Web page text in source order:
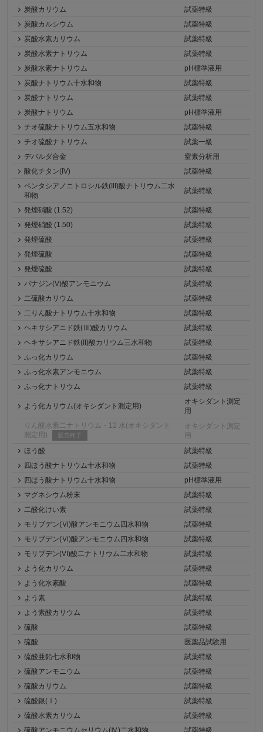
炭酸カリウム
試薬特級
炭酸カルシウム
試薬特級
炭酸水素カリウム
試薬特級
炭酸水素ナトリウム
試薬特級
炭酸水素ナトリウム
pH標準液用
炭酸ナトリウム十水和物
試薬特級
炭酸ナトリウム
試薬特級
炭酸ナトリウム
pH標準液用
チオ硫酸ナトリウム五水和物
試薬特級
チオ硫酸ナトリウム
試薬一級
デバルダ合金
窒素分析用
酸化チタン(IV)
試薬特級
ペンタシアノニトロシル鉄(III)酸ナトリウム二水
和物
試薬特級
発煙硝酸 (1.52)
試薬特級
発煙硝酸 (1.50)
試薬特級
発煙硫酸
試薬特級
発煙硫酸
試薬特級
発煙硫酸
試薬特級
バナジン(V)酸アンモニウム
試薬特級
二硫酸カリウム
試薬特級
二りん酸ナトリウム十水和物
試薬特級
ヘキサシアニド鉄(Ⅲ)酸カリウム
試薬特級
ヘキサシアニド鉄(II)酸カリウム三水和物
試薬特級
ふっ化カリウム
試薬特級
ふっ化水素アンモニウム
試薬特級
ふっ化ナトリウム
試薬特級
よう化カリウム(オキシダント測定用)
オキシダント測定
用
りん酸水素二ナトリウム・12 水(オキシダント
測定用)
販売終了
オキシダント測定
用
ほう酸
試薬特級
四ほう酸ナトリウム十水和物
試薬特級
四ほう酸ナトリウム十水和物
pH標準液用
マグネシウム粉末
試薬特級
二酸化けい素
試薬特級
モリブデン(Ⅵ)酸アンモニウム四水和物
試薬特級
モリブデン(Ⅵ)酸アンモニウム四水和物
試薬特級
モリブデン(VI)酸二ナトリウム二水和物
試薬特級
よう化カリウム
試薬特級
よう化水素酸
試薬特級
よう素
試薬特級
よう素酸カリウム
試薬特級
硫酸
試薬特級
硫酸
医薬品試験用
硫酸亜鉛七水和物
試薬特級
硫酸アンモニウム
試薬特級
硫酸カリウム
試薬特級
硫酸銀(Ⅰ)
試薬特級
硫酸水素カリウム
試薬特級